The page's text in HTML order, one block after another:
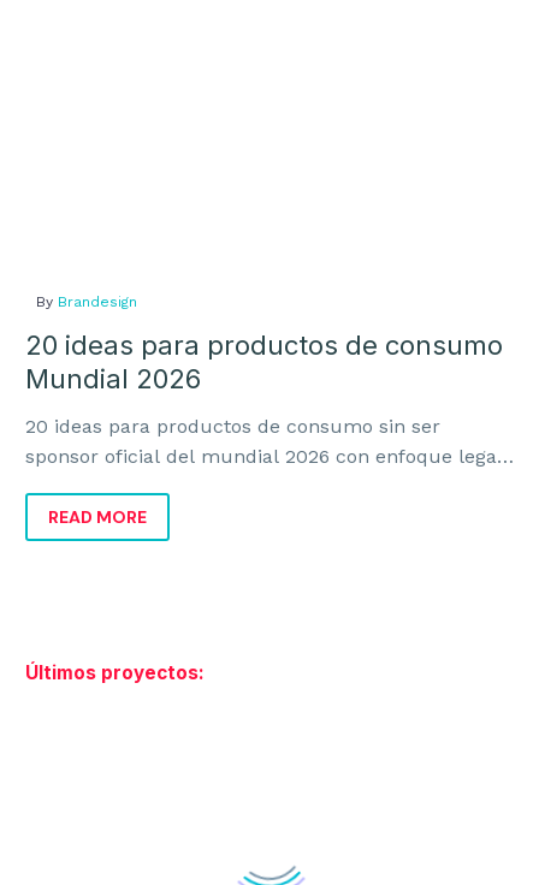
By Brandesign
20 ideas para productos de consumo
Mundial 2026
20 ideas para productos de consumo sin ser
sponsor oficial del mundial 2026 con enfoque legal,
READ MORE
Últimos proyectos: